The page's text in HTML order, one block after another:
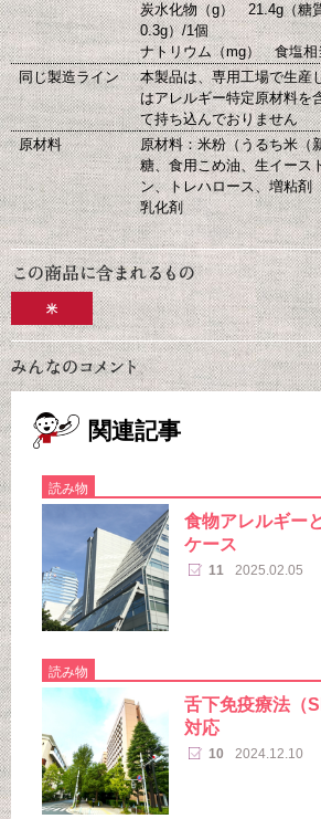
炭水化物（g） 21.4g（糖
0.3g）/1個
ナトリウム（mg） 食塩相
同じ製造ライン
本製品は、専用工場で生産
はアレルギー特定原材料を
て持ち込んでおりません
原材料
原材料：米粉（うるち米（
糖、食用こめ油、生イース
ン、トレハロース、増粘剤
乳化剤
米
関連記事
読み物
食物アレルギー
ケース
11 2025.02.05
読み物
舌下免疫療法（
対応
10 2024.12.10